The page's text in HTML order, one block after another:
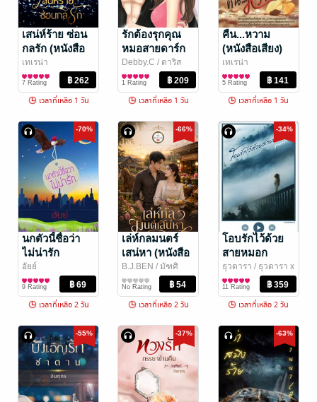
เสน่ห์ร้าย ซ่อน
กลรัก (หนังสือ
เสียง)
เทเรน่า
นิยายโรมานซ์
7 Rating
เวลาที่เหลือ 1 วัน
รักต้องรุกคุณ
หมอสายดาร์ก
(Dangerous
Love) (หนังสือ
เสียง)
Debby.C / ดาริส
นิยายโรมานซ์
1 Rating
เวลาที่เหลือ 1 วัน
คืน...หวาม
(หนังสือเสียง)
เทเรน่า
นิยายโรมานซ์
5 Rating
เวลาที่เหลือ 1 วัน
-70%
นกตัวนี้ชื่อว่า
ไม่น่ารัก
(หนังสือเสียง)
อัยย์
นิยายรัก
9 Rating
เวลาที่เหลือ 2 วัน
-66%
เล่ห์กลมนตร์
เสน่หา (หนังสือ
เสียง)
B.J.BEN / มัฑศิ
กาญจน
นิยายรัก
No Rating
เวลาที่เหลือ 2 วัน
-34%
โอบรักไว้ด้วย
สายหมอก
(หนังสือเสียง)
ธุวดารา / ธุวดารา x
Lady Lagrange
นิยายรัก
11 Rating
เวลาที่เหลือ 2 วัน
-55% -37% -63%